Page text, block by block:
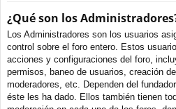
¿Qué son los
Los Administradores son los usuarios
control sobre el foro entero. Estos
acciones y configuraciones del foro,
permisos, baneo de usuarios, creación
moderadores, etc. Dependen del
éste les ha dado. Ellos también tienen